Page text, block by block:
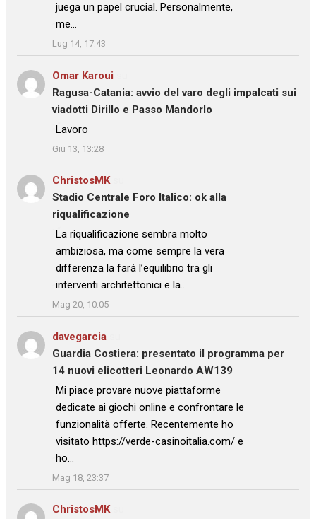
juega un papel crucial. Personalmente,
me…
”
Lug 14, 17:43
Omar Karoui
Ragusa-Catania: avvio del varo degli impalcati sui
viadotti Dirillo e Passo Mandorlo
: “Lavoro
”
Giu 13, 13:28
ChristosMKsu
Stadio Centrale Foro Italico: ok alla
riqualificazione
: “La riqualificazione sembra molto
ambiziosa, ma come sempre la vera
differenza la farà l’equilibrio tra gli
interventi architettonici e la…
”
Mag 20, 10:05
davegarcia
Guardia Costiera: presentato il programma per
14 nuovi elicotteri Leonardo AW139
: “
Mi piace provare nuove piattaforme
dedicate ai giochi online e confrontare le
funzionalità offerte. Recentemente ho
visitato https://verde-casinoitalia.com/ e
ho…
”
Mag 18, 23:37
ChristosMKsu